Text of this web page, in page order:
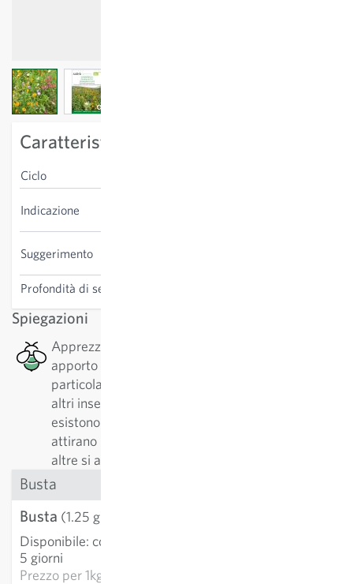
View larger imageView larger image
Caratteristiche specifiche della varietà
Ciclo
Indicazione
Suggerimento
Profondità di semina
Spiegazioni
Apprezzato dalle api: Questa pianta ha un buon
apporto di nettare o e polline, il che è
particolarmente positivo per api, api selvatiche o
altri insetti impollinatori. Solo di api selvatiche
esistono oltre 500 specie diverse. Alcune piante
attirano prevalentemente gli specialisti, mente ad
altre si avvicinano di più i generalisti.
Busta
Busta (1.25 g)
Disponibile: consegna 3-
5 giorni
Prezzo per1kg: